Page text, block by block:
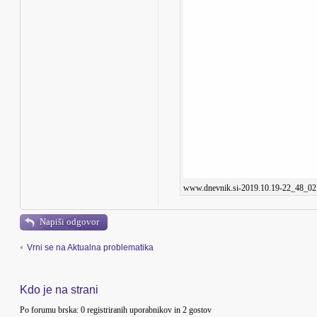
www.dnevnik.si-2019.10.19-
Napiši odgovor
Vrni se na Aktualna problematika
Kdo je na strani
Po forumu brska: 0 registriranih uporabnikov in 2 gostov